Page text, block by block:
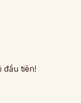
đầu tiên!